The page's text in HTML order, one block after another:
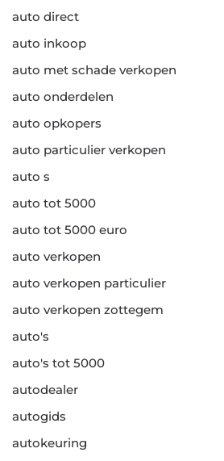
auto direct
auto inkoop
auto met schade verkopen
auto onderdelen
auto opkopers
auto particulier verkopen
auto s
auto tot 5000
auto tot 5000 euro
auto verkopen
auto verkopen particulier
auto verkopen zottegem
auto's
auto's tot 5000
autodealer
autogids
autokeuring